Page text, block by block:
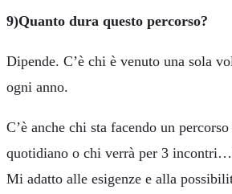
9)Quanto dura questo percorso?
Dipende. C’è chi è venuto una sola
ogni anno.
C’è anche chi sta facendo un
quotidiano o chi verrà per 3
Mi adatto alle esigenze e alla